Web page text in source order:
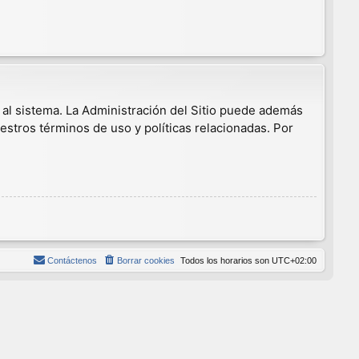
sistema. La Administración del Sitio puede además
términos de uso y políticas relacionadas. Por
Todos los horarios son UTC+02:00
Borrar cookies
Contáctenos